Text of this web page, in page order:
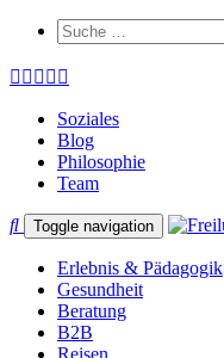
Soziales
Blog
Philosophie
Team
Toggle navigation
Erlebnis & Pädagogik
Gesundheit
Beratung
B2B
Reisen